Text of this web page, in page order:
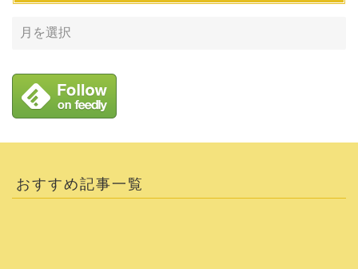
おすすめ記事一覧